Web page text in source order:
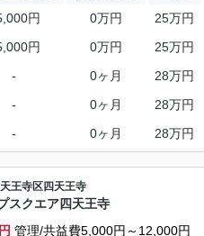
円 0万円 25万円
円 0万円 25万円
- 0ヶ月 28万円
- 0ヶ月 28万円
- 0ヶ月 28万円
王寺区四天王寺
スクエア四天王寺
管理/共益費5,000円～12,000円